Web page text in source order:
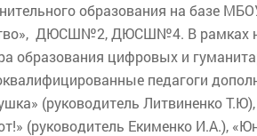
образования на базе
ДЮСШ№2, ДЮСШ№4. В рамках
образования цифровых и
педагоги
(руководитель Литвиненко
(руководитель Екименко И.А.),